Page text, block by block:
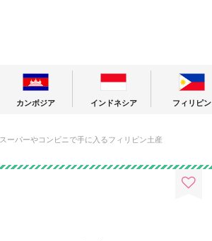
カンボジア インドネシア フィリピン
スーパーやコンビニで手に入るフィリピン土産